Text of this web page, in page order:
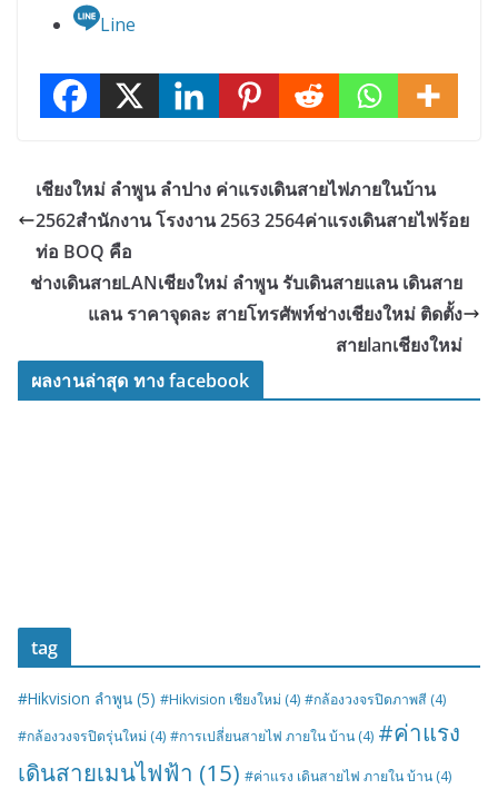
Line
เชียงใหม่ ลำพูน ลำปาง ค่าแรงเดินสายไฟภายในบ้าน
2562สำนักงาน โรงงาน 2563 2564ค่าแรงเดินสายไฟร้อย
ท่อ BOQ คือ
ช่างเดินสายLANเชียงใหม่ ลำพูน รับเดินสายแลน เดินสาย
แลน ราคาจุดละ สายโทรศัพท์ช่างเชียงใหม่ ติดตั้ง
สายlanเชียงใหม่
ผลงานล่าสุด ทาง facebook
tag
#Hikvision ลำพูน (5) #Hikvision เชียงใหม่ (4) #กล้องวงจรปิดภาพสี (4)
#กล้องวงจรปิดรุ่นใหม่ (4) #การเปลี่ยนสายไฟ ภายใน บ้าน (4) #ค่าแรง
เดินสายเมนไฟฟ้า (15) #ค่าแรง เดินสายไฟ ภายใน บ้าน (4)